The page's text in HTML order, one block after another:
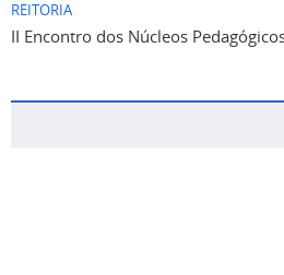
REITORIA
II Encontro dos Núcleos